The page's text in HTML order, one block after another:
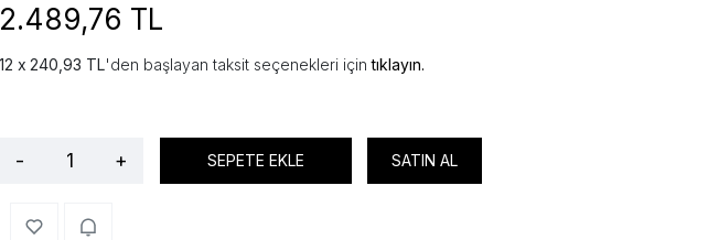
2.489,76 TL
240,93 TL'den başlayan taksit seçenekleri içintıklayın.
- + SEPETE EKLE SATIN AL